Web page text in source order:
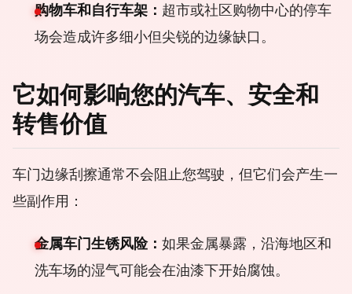
购物车和自行车架： 超市或社区购物中心的停车
场会造成许多细小但尖锐的边缘缺口。
它如何影响您的汽车、安全和
转售价值
车门边缘刮擦通常不会阻止您驾驶，但它们会产生一
些副作用：
金属车门生锈风险： 如果金属暴露，沿海地区和
洗车场的湿气可能会在油漆下开始腐蚀。